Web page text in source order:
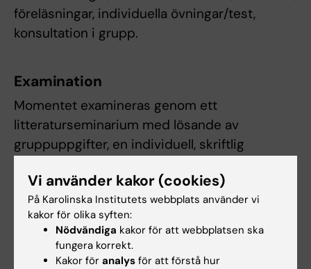
föreläsningar, individuella övningar/test,
konsultation i grupp.
Examination
Momentet examineras genom ett
litteraturseminarium med lösande av
gruppuppgifter, en individuell, skriftlig
samt deltagande i en analys av en
egenupplevd ledarskapssituation i
konsultationsgrupper. Obligatoriska moment
är deltagande i konsultationsgrupper,
introduktionsföreläsningar/seminarier och
Vi använder kakor (cookies)
På Karolinska Institutets webbplats använder vi
kakor för olika syften:
Nödvändiga kakor för att webbplatsen ska
fungera korrekt.
Kakor för analys för att förstå hur